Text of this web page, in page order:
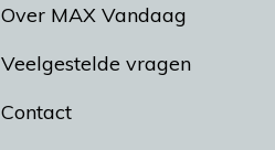
Over MAX Vandaag
Veelgestelde vragen
Contact